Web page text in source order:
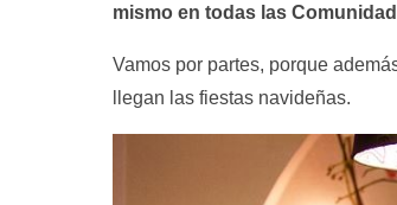
mismo en todas las
Vamos por partes, porque
llegan las fiestas navideñas.